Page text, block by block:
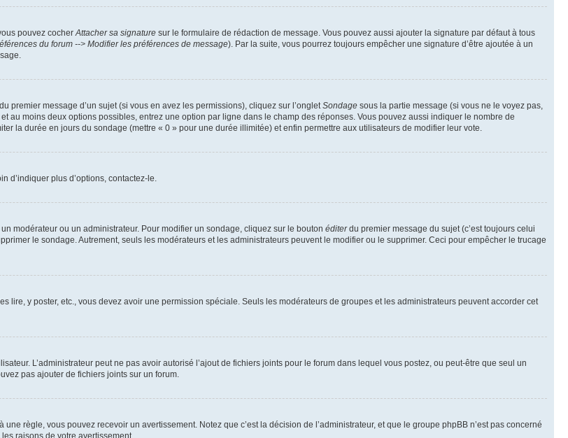
pouvez cocherAttacher sa signature sur le formulaire de rédaction de message. Vous pouvez aussi ajouter la signature par défaut à tous
du forum --> Modifier les préférences de message). Par la suite, vous pourrez toujours empêcher une signature d’être ajoutée à un
premier message d’un sujet (si vous en avez les permissions), cliquez sur l’ongletSondage sous la partie message (si vous ne le voyez pas,
au moins deux options possibles, entrez une option par ligne dans le champ des réponses. Vous pouvez aussi indiquer le nombre de
la durée en jours du sondage (mettre « 0 » pour une durée illimitée) et enfin permettre aux utilisateurs de modifier leur vote.
d’indiquer plus d’options, contactez-le.
modérateur ou un administrateur. Pour modifier un sondage, cliquez sur le bouton éditerdu premier message du sujet (c’est toujours celui
le sondage. Autrement, seuls les modérateurs et les administrateurs peuvent le modifier ou le supprimer. Ceci pour empêcher le trucage
lire, y poster, etc., vous devez avoir une permission spéciale. Seuls les modérateurs de groupes et les administrateurs peuvent accorder cet
L’administrateur peut ne pas avoir autorisé l’ajout de fichiers joints pour le forum dans lequel vous postez, ou peut-être que seul un
pas ajouter de fichiers joints sur un forum.
règle, vous pouvez recevoir un avertissement. Notez que c’est la décision de l’administrateur, et que le groupe phpBB n’est pas concerné
raisons de votre avertissement.